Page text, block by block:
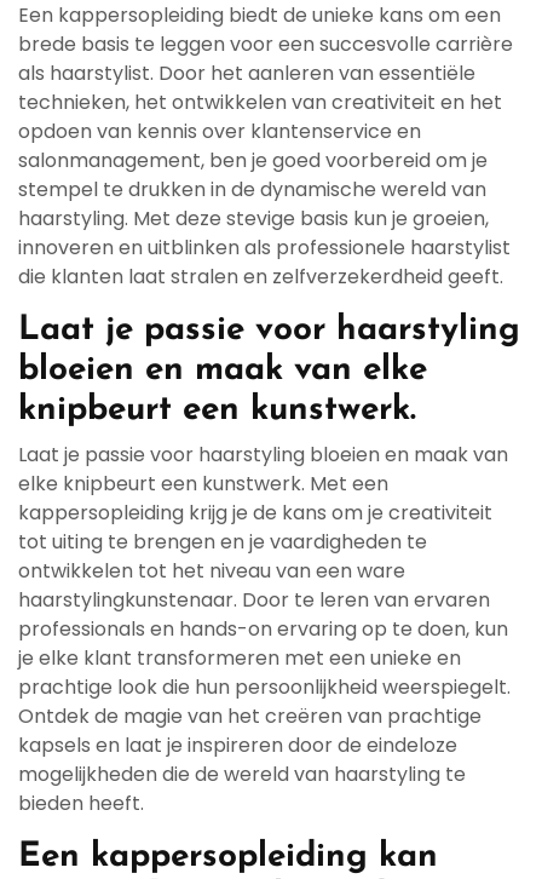
Een kappersopleiding biedt de unieke kans om een
brede basis te leggen voor een succesvolle carrière
als haarstylist. Door het aanleren van essentiële
technieken, het ontwikkelen van creativiteit en het
opdoen van kennis over klantenservice en
salonmanagement, ben je goed voorbereid om je
stempel te drukken in de dynamische wereld van
haarstyling. Met deze stevige basis kun je groeien,
innoveren en uitblinken als professionele haarstylist
die klanten laat stralen en zelfverzekerdheid geeft.
Laat je passie voor haarstyling
bloeien en maak van elke
knipbeurt een kunstwerk.
Laat je passie voor haarstyling bloeien en maak van
elke knipbeurt een kunstwerk. Met een
kappersopleiding krijg je de kans om je creativiteit
tot uiting te brengen en je vaardigheden te
ontwikkelen tot het niveau van een ware
haarstylingkunstenaar. Door te leren van ervaren
professionals en hands-on ervaring op te doen, kun
je elke klant transformeren met een unieke en
prachtige look die hun persoonlijkheid weerspiegelt.
Ontdek de magie van het creëren van prachtige
kapsels en laat je inspireren door de eindeloze
mogelijkheden die de wereld van haarstyling te
bieden heeft.
Een kappersopleiding kan